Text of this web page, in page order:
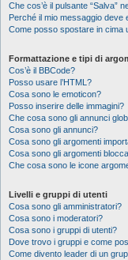
Che cos’è il pulsante “Salva”
Perché il mio messaggio deve
Come posso spostare in cima
Formattazione e tipi di
Cos’è il BBCode?
Posso usare l’HTML?
Cosa sono le emoticon?
Posso inserire delle immagini?
Che cosa sono gli annunci
Cosa sono gli annunci?
Cosa sono gli argomenti
Cosa sono gli argomenti
Che cosa sono le icone
Livelli e gruppi di utenti
Cosa sono gli amministratori?
Cosa sono i moderatori?
Cosa sono i gruppi di utenti?
Dove trovo i gruppi e come
Come divento leader di un